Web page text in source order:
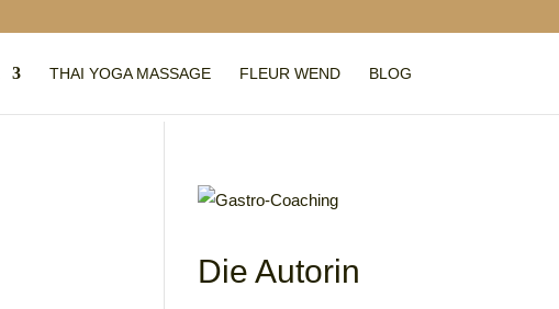
THAI YOGA MASSAGE FLEUR WEND BLOG
Die Autorin